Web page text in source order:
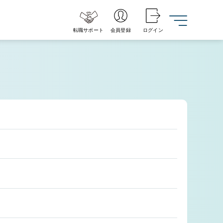
転職サポート 会員登録 ログイン